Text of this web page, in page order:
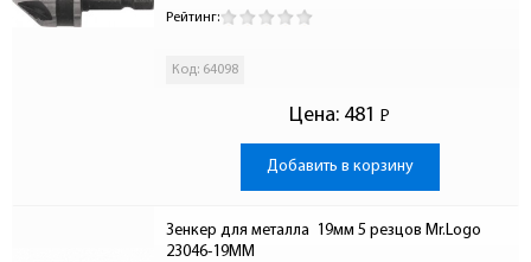
Рейтинг:
Код: 64098
Цена: 481 Р
-
Добавить в корзину
Зенкер для металла  19мм 5 резцов Mr.Logo
23046-19ММ